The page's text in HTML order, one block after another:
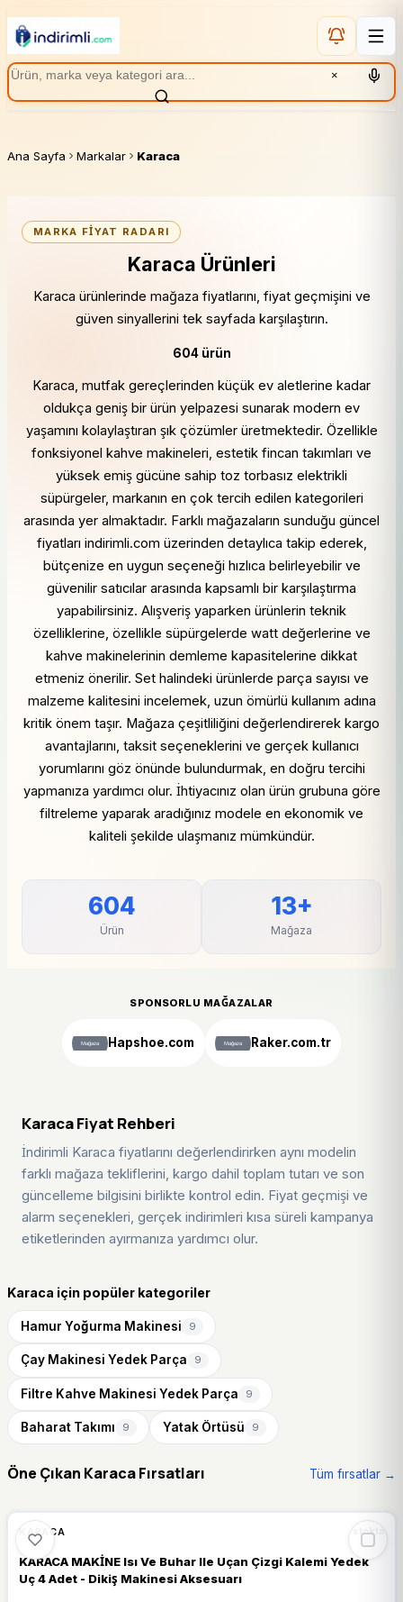
×
Ana Sayfa Markalar Karaca
MARKA FIYAT RADARI
Karaca Ürünleri
Karaca ürünlerinde mağaza fiyatlarını, fiyat geçmişini ve
güven sinyallerini tek sayfada karşılaştırın.
604 ürün
Karaca, mutfak gereçlerinden küçük ev aletlerine kadar
oldukça geniş bir ürün yelpazesi sunarak modern ev
yaşamını kolaylaştıran şık çözümler üretmektedir. Özellikle
fonksiyonel kahve makineleri, estetik fincan takımları ve
yüksek emiş gücüne sahip toz torbasız elektrikli
süpürgeler, markanın en çok tercih edilen kategorileri
arasında yer almaktadır. Farklı mağazaların sunduğu güncel
fiyatları indirimli.com üzerinden detaylıca takip ederek,
bütçenize en uygun seçeneği hızlıca belirleyebilir ve
güvenilir satıcılar arasında kapsamlı bir karşılaştırma
yapabilirsiniz. Alışveriş yaparken ürünlerin teknik
özelliklerine, özellikle süpürgelerde watt değerlerine ve
kahve makinelerinin demleme kapasitelerine dikkat
etmeniz önerilir. Set halindeki ürünlerde parça sayısı ve
malzeme kalitesini incelemek, uzun ömürlü kullanım adına
kritik önem taşır. Mağaza çeşitliliğini değerlendirerek kargo
avantajlarını, taksit seçeneklerini ve gerçek kullanıcı
yorumlarını göz önünde bulundurmak, en doğru tercihi
yapmanıza yardımcı olur. İhtiyacınız olan ürün grubuna göre
filtreleme yaparak aradığınız modele en ekonomik ve
kaliteli şekilde ulaşmanız mümkündür.
604
Ürün
13+
Mağaza
SPONSORLU MAĞAZALAR
Hapshoe.com Raker.com.tr
Karaca Fiyat Rehberi
İndirimli Karaca fiyatlarını değerlendirirken aynı modelin
farklı mağaza tekliflerini, kargo dahil toplam tutarı ve son
güncelleme bilgisini birlikte kontrol edin. Fiyat geçmişi ve
alarm seçenekleri, gerçek indirimleri kısa süreli kampanya
etiketlerinden ayırmanıza yardımcı olur.
Karaca için popüler kategoriler
Hamur Yoğurma Makinesi 9
Çay Makinesi Yedek Parça 9
Filtre Kahve Makinesi Yedek Parça 9
Baharat Takımı 9 Yatak Örtüsü 9
Öne Çıkan Karaca Fırsatları Tüm fırsatlar →
%64 %64 DÜŞTÜ
KARACA stokta
KARACA MAKİNE Isı Ve Buhar Ile Uçan Çizgi Kalemi Yedek
Uç 4 Adet - Dikiş Makinesi Aksesuarı